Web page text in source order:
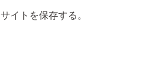
イトを保存する。